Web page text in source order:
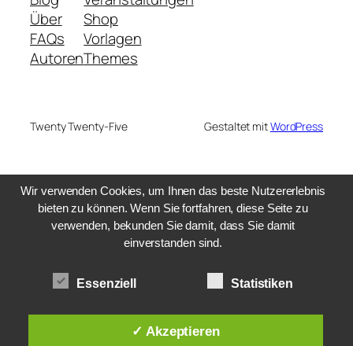
Über
FAQs
Autoren
Shop
Vorlagen
Themes
Twenty Twenty-Five Gestaltet mitWordPress
Wir verwenden Cookies, um Ihnen das beste Nutzererlebnis
bieten zu können. Wenn Sie fortfahren, diese Seite zu
verwenden, bekunden Sie damit, dass Sie damit
einverstanden sind.
Essenziell Statistiken
✓ Akzeptieren